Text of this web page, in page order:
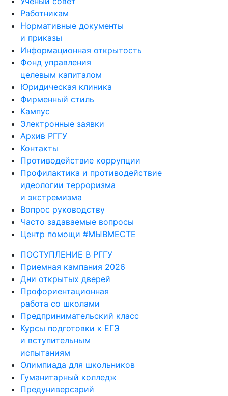
Работникам
Нормативные документы
и приказы
Информационная открытость
Фонд управления
целевым капиталом
Юридическая клиника
Фирменный стиль
Кампус
Электронные заявки
Архив РГГУ
Контакты
Противодействие коррупции
Профилактика и противодействие
идеологии терроризма
и экстремизма
Вопрос руководству
Часто задаваемые вопросы
Центр помощи #МЫВМЕСТЕ
ПОСТУПЛЕНИЕ В РГГУ
Приемная кампания 2026
Дни открытых дверей
Профориентационная
работа со школами
Предпринимательский класс
Курсы подготовки к ЕГЭ
и вступительным
испытаниям
Олимпиада для школьников
Гуманитарный колледж
Предуниверсарий